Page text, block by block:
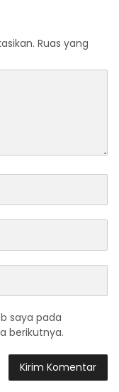
Ruas yang
saya pada
berikutnya.